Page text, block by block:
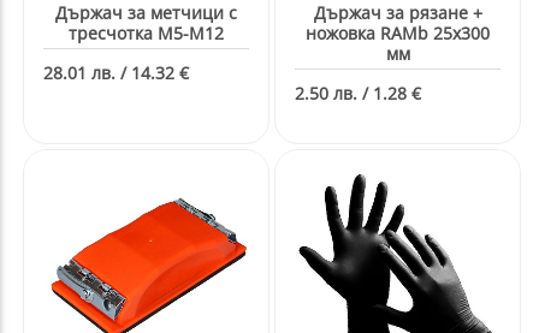
Държач за метчици с
тресчотка M5-M12
28.01 лв. / 14.32 €
Държач за рязане +
ножовка RAMb 25x300
мм
2.50 лв. / 1.28 €